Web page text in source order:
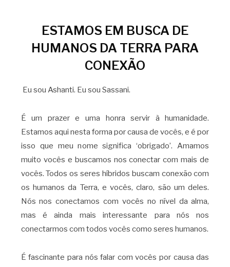
ESTAMOS EM BUSCA DE
HUMANOS DA TERRA PARA
CONEXÃO
Eu sou Ashanti. Eu sou Sassani.
É um prazer e uma honra servir à humanidade.
Estamos aqui nesta forma por causa de vocês, e é por
isso que meu nome significa ‘obrigado’. Amamos
muito vocês e buscamos nos conectar com mais de
vocês. Todos os seres híbridos buscam conexão com
os humanos da Terra, e vocês, claro, são um deles.
Nós nos conectamos com vocês no nível da alma,
mas é ainda mais interessante para nós nos
conectarmos com todos vocês como seres humanos.
É fascinante para nós falar com vocês por causa das